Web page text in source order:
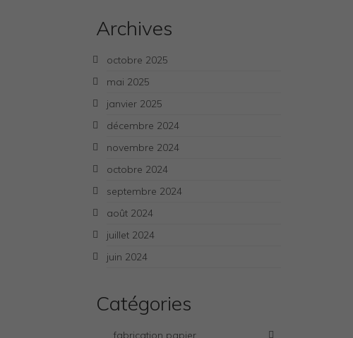
Archives
octobre 2025
mai 2025
janvier 2025
décembre 2024
novembre 2024
octobre 2024
septembre 2024
août 2024
juillet 2024
juin 2024
Catégories
fabrication papier